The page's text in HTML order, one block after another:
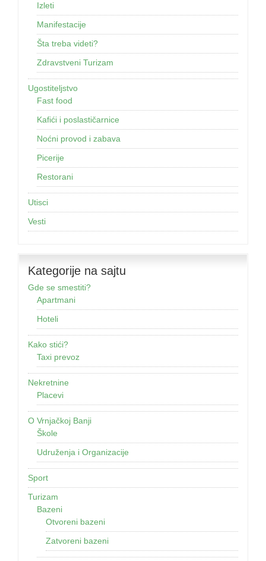
Izleti
Manifestacije
Šta treba videti?
Zdravstveni Turizam
Ugostiteljstvo
Fast food
Kafići i poslastičarnice
Noćni provod i zabava
Picerije
Restorani
Utisci
Vesti
Kategorije na sajtu
Gde se smestiti?
Apartmani
Hoteli
Kako stići?
Taxi prevoz
Nekretnine
Placevi
O Vrnjačkoj Banji
Škole
Udruženja i Organizacije
Sport
Turizam
Bazeni
Otvoreni bazeni
Zatvoreni bazeni